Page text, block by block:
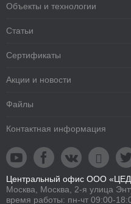
Объекты и технологии
Статьи
Сертификаты
Акции и новости
Файлы
Контактная информация
    
Центральный офис ООО
Москва, Москва, 2-я улица
время работы: пн-чт 09:00-